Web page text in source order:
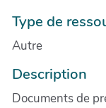
Type de
Autre
Description
Documents de